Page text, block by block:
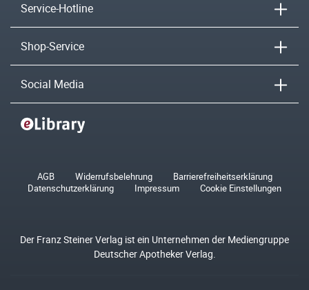
Service-Hotline
Shop-Service
Social Media
AGB Widerrufsbelehrung
Barrierefreiheitserklärung
Datenschutzerklärung
Impressum Cookie Einstellungen
Der Franz Steiner Verlag ist ein Unternehmen der Mediengruppe
Deutscher Apotheker Verlag.